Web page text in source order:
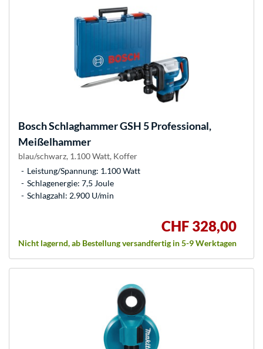
BoschSchlaghammer GSH 5 Professional,
Meißelhammer
blau/schwarz, 1.100 Watt, Koffer
Leistung/Spannung: 1.100 Watt
Schlagenergie: 7,5 Joule
Schlagzahl: 2.900 U/min
CHF 328,00
Nicht lagernd, ab Bestellung versandfertig in 5-9 Werktagen